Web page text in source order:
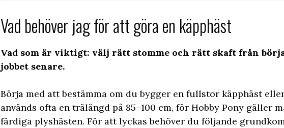
Vad behöver jag för att göra en käpphäst
Vad som är viktigt: välj rätt stomme och rätt skaft från
jobbet senare.
Börja med att bestämma om du bygger en fullstor käpphäst
används ofta en trälängd på 85–100 cm, för Hobby Pony gäller
färdiga plyshästen. För att lyckas behöver du följande